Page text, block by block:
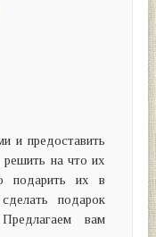
и предоставить
на что их
подарить их в
подарок
вам